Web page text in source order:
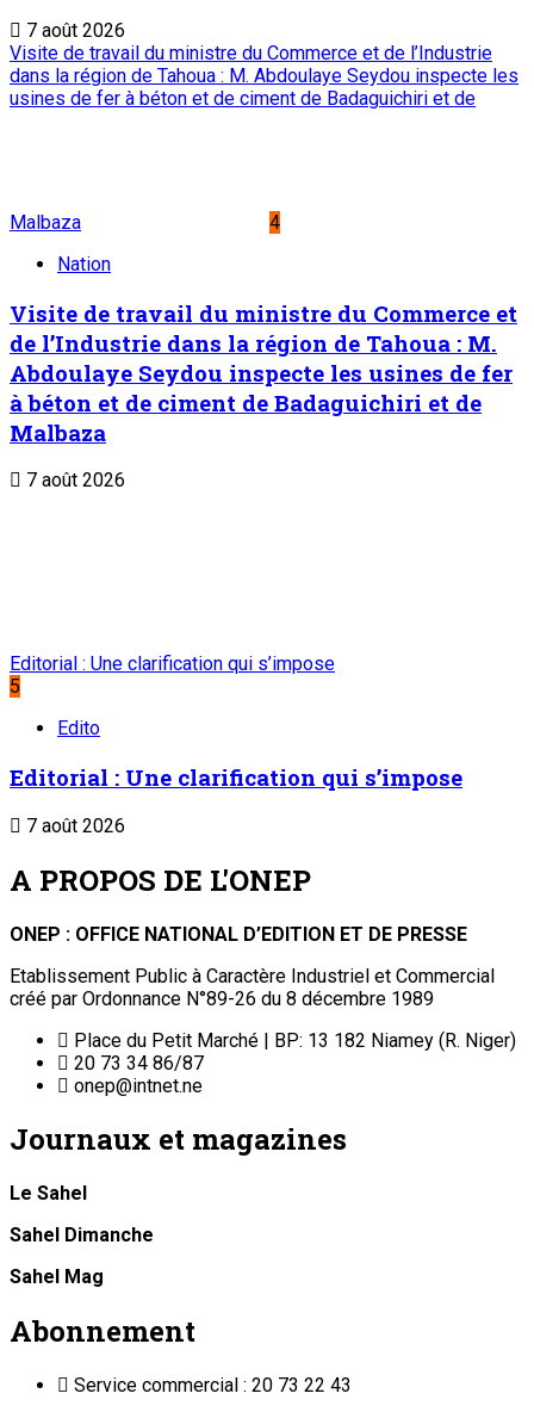
7 août 2026
Visite de travail du ministre du Commerce et de l’Industrie
dans la région de Tahoua : M. Abdoulaye Seydou inspecte les
usines de fer à béton et de ciment de Badaguichiri et de
Malbaza
4
Nation
Visite de travail du ministre du Commerce et
de l’Industrie dans la région de Tahoua : M.
Abdoulaye Seydou inspecte les usines de fer
à béton et de ciment de Badaguichiri et de
Malbaza
7 août 2026
Editorial : Une clarification qui s’impose
5
Edito
Editorial : Une clarification qui s’impose
7 août 2026
A PROPOS DE L'ONEP
ONEP : OFFICE NATIONAL D’EDITION ET DE PRESSE
Etablissement Public à Caractère Industriel et Commercial
créé par Ordonnance N°89-26 du 8 décembre 1989
Place du Petit Marché | BP: 13 182 Niamey (R. Niger)
20 73 34 86/87
onep@intnet.ne
Journaux et magazines
Le Sahel
Sahel Dimanche
Sahel Mag
Abonnement
Service commercial : 20 73 22 43